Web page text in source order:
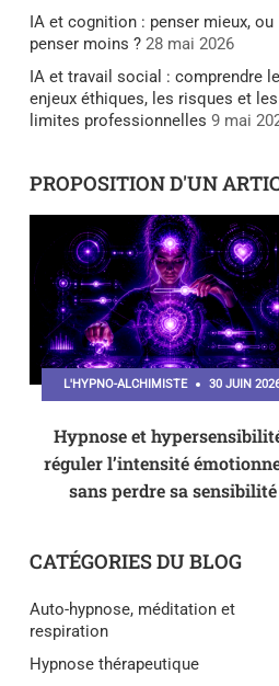
IA et cognition : penser mieux, ou
penser moins ? 28 mai 2026
IA et travail social : comprendre
enjeux éthiques, les risques et les
limites professionnelles 9 mai
PROPOSITION D'UN
L'HYPNO-ALCHIMISTE 30 JUIN
Hypnose et
réguler l’intensité
sans perdre sa sensibilité
CATÉGORIES DU BLOG
Auto-hypnose, méditation et
respiration
Hypnose thérapeutique